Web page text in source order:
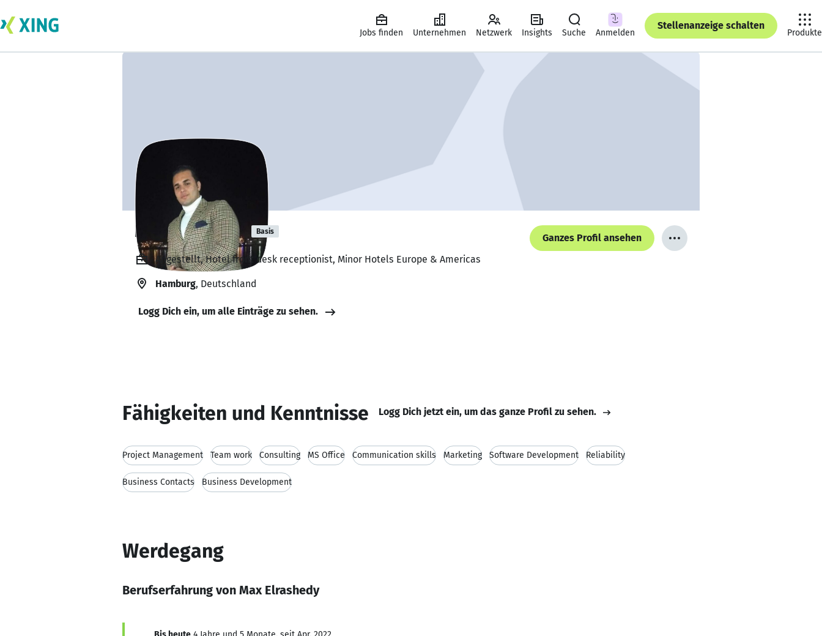
Jobs finden Unternehmen Netzwerk Insights Suche Anmelden
Stellenanzeige schalten
Produkte
Max Elrashedy Basis
Ganzes Profil ansehen
Angestellt, Hotel front desk receptionist, Minor Hotels Europe & Americas
Hamburg, Deutschland
Logg Dich ein, um alle Einträge zu sehen.
Fähigkeiten und Kenntnisse Logg Dich jetzt ein, um das ganze Profil zu sehen.
Project Management Team work Consulting MS Office Communication skills Marketing Software Development Reliability
Business Contacts Business Development
Werdegang
Berufserfahrung von Max Elrashedy